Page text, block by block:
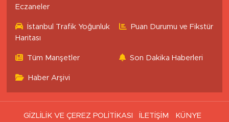
Eczaneler
İstanbul Trafik Yoğunluk
Haritası
Puan Durumu ve Fikstür
Tüm Manşetler Son Dakika Haberleri
Haber Arşivi
GİZLİLİK VE ÇEREZ POLİTİKASI İLETİŞİM
KÜNYE